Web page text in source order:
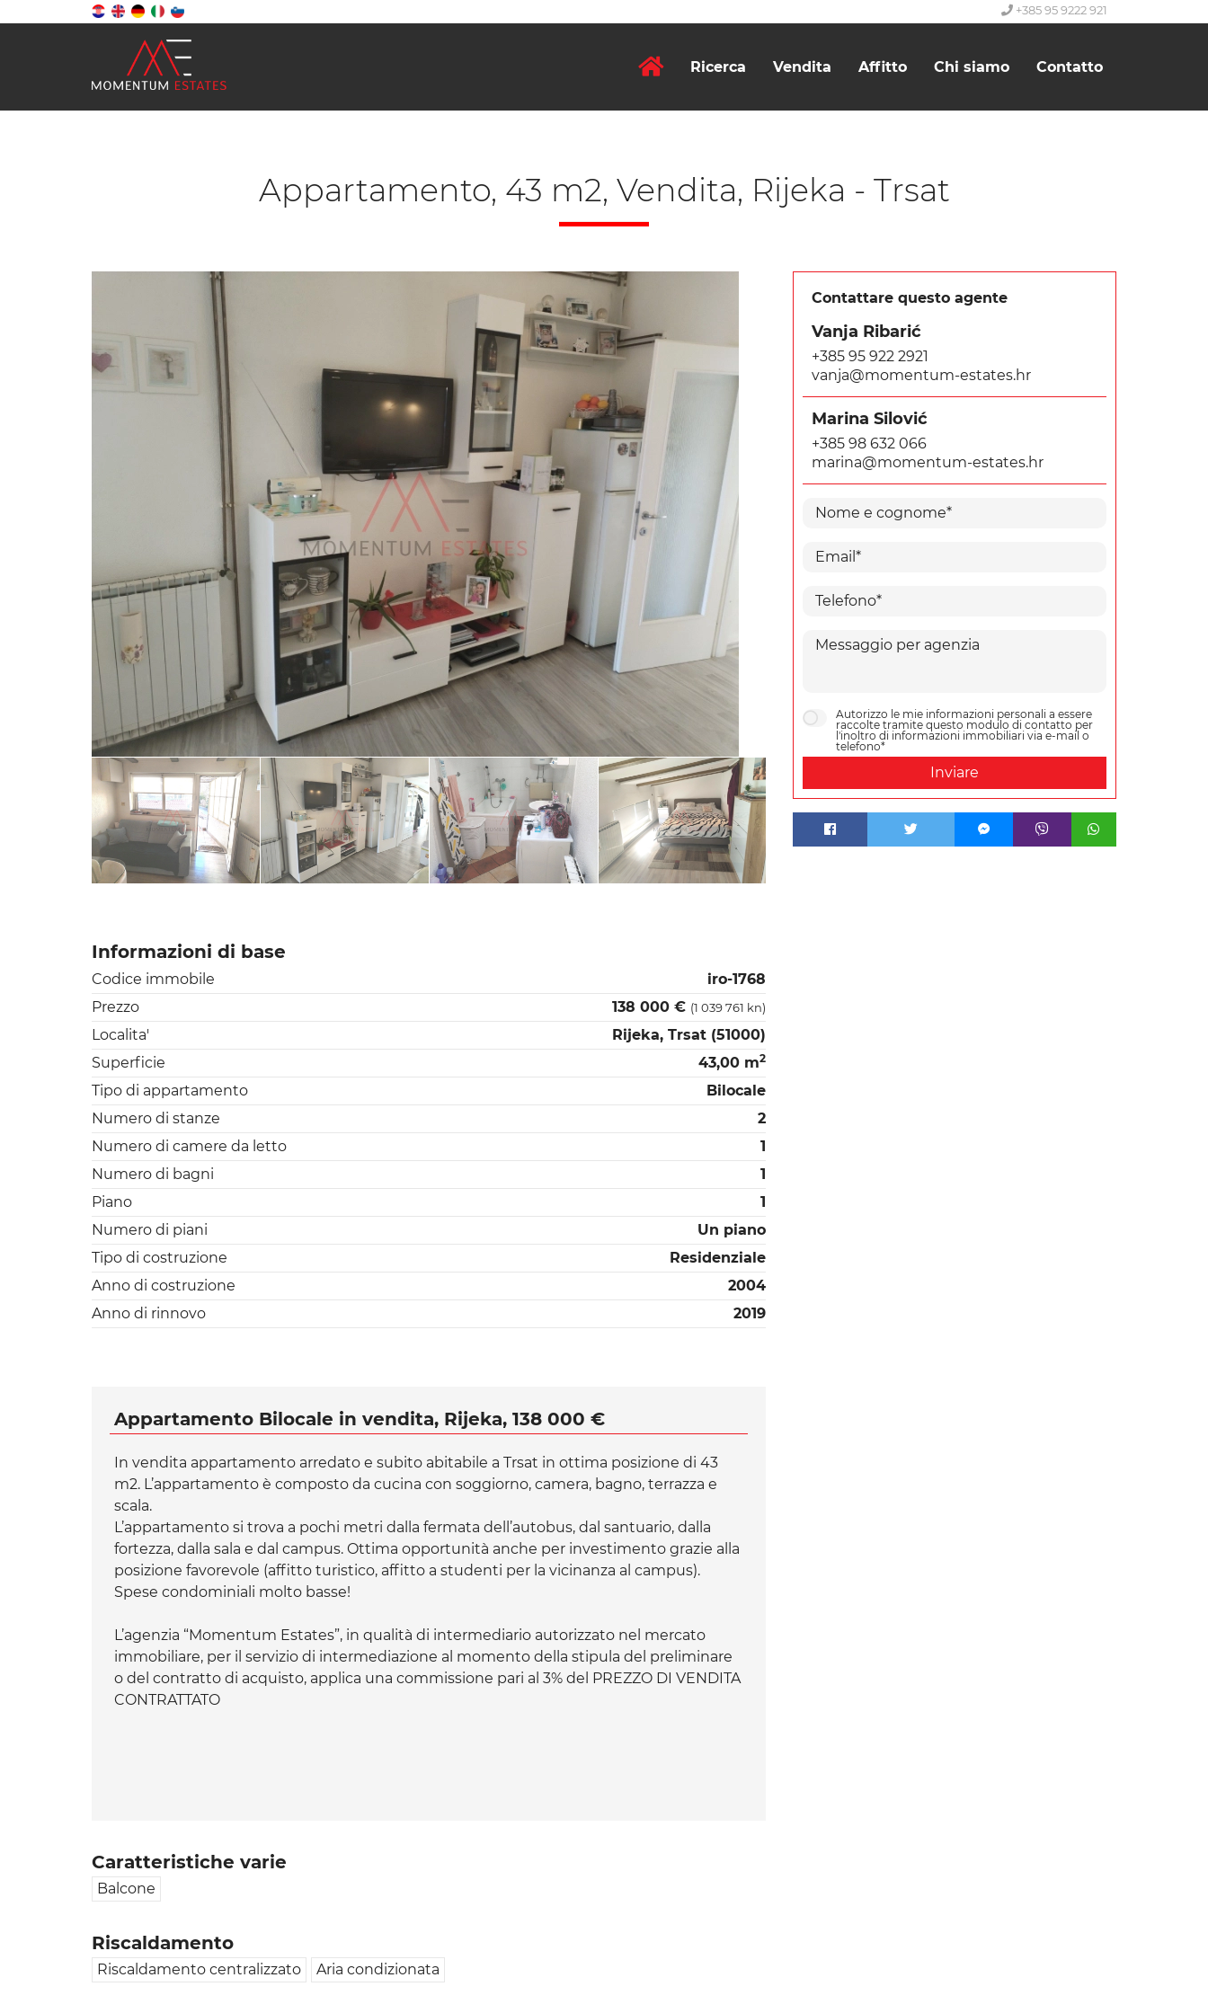
+385 95 9222 921
Ricerca Vendita Affitto Chi siamo Contatto
Appartamento, 43 m2, Vendita, Rijeka - Trsat
Informazioni di base
Codice immobile
iro-1768
Prezzo
138 000 € (1 039 761 kn)
Localita'
Rijeka, Trsat (51000)
Superficie
43,00 m2
Tipo di appartamento
Bilocale
Numero di stanze
2
Numero di camere da letto
1
Numero di bagni
1
Piano
1
Numero di piani
Un piano
Tipo di costruzione
Residenziale
Anno di costruzione
2004
Anno di rinnovo
2019
Appartamento Bilocale in vendita, Rijeka, 138 000 €
In vendita appartamento arredato e subito abitabile a Trsat in ottima posizione di 43
m2. L’appartamento è composto da cucina con soggiorno, camera, bagno, terrazza e
scala.
L’appartamento si trova a pochi metri dalla fermata dell’autobus, dal santuario, dalla
fortezza, dalla sala e dal campus. Ottima opportunità anche per investimento grazie alla
posizione favorevole (affitto turistico, affitto a studenti per la vicinanza al campus).
Spese condominiali molto basse!
L’agenzia “Momentum Estates”, in qualità di intermediario autorizzato nel mercato
immobiliare, per il servizio di intermediazione al momento della stipula del preliminare
o del contratto di acquisto, applica una commissione pari al 3% del PREZZO DI VENDITA
CONTRATTATO
Caratteristiche varie
Balcone
Riscaldamento
Riscaldamento centralizzato Aria condizionata
Contattare questo agente
Vanja Ribarić
+385 95 922 2921
vanja@momentum-estates.hr
Marina Silović
+385 98 632 066
marina@momentum-estates.hr
Autorizzo le mie informazioni personali a essere
raccolte tramite questo modulo di contatto per
l'inoltro di informazioni immobiliari via e-mail o
telefono*
Inviare